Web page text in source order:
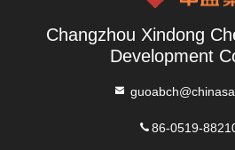
Changzhou Xindong
Development
86-0519-